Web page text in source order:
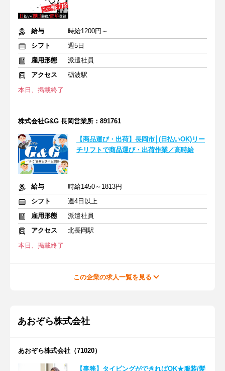
給与
時給1200円～
シフト
週5日
雇用形態
派遣社員
アクセス
砺波駅
本日、掲載終了
株式会社G&G 長岡営業所：891761
【商品運び・出荷】長岡市│(日払いOK)リー
チリフトで商品運び・出荷作業／高時給
給与
時給1450～1813円
シフト
週4日以上
雇用形態
派遣社員
アクセス
北長岡駅
本日、掲載終了
この企業の求人一覧を見る
あおぞら株式会社
あおぞら株式会社（71020）
【事務】タイピングができればOK★服装/髪